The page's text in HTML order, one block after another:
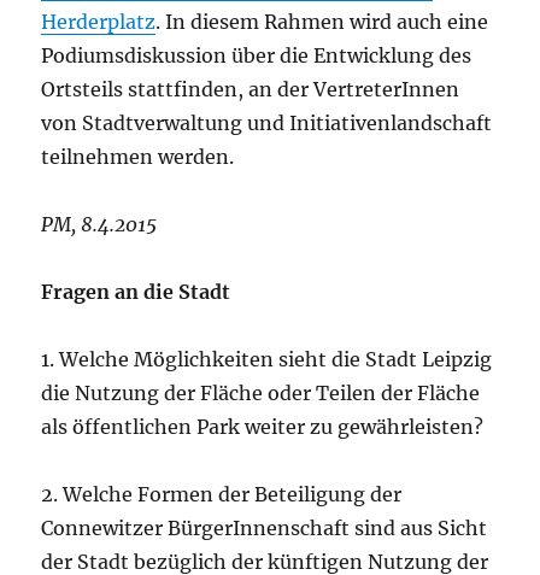
Herderplatz. In diesem Rahmen wird auch eine
Podiumsdiskussion über die Entwicklung des
Ortsteils stattfinden, an der VertreterInnen
von Stadtverwaltung und Initiativenlandschaft
teilnehmen werden.
PM, 8.4.2015
Fragen an die Stadt
1. Welche Möglichkeiten sieht die Stadt Leipzig
die Nutzung der Fläche oder Teilen der Fläche
als öffentlichen Park weiter zu gewährleisten?
2. Welche Formen der Beteiligung der
Connewitzer BürgerInnenschaft sind aus Sicht
der Stadt bezüglich der künftigen Nutzung der